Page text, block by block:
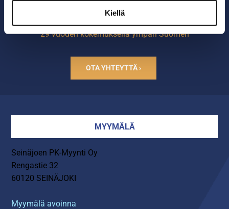
Kiellä
Ammattikeittiöiden asialla.
29 vuoden kokemuksella ympäri Suomen
OTA YHTEYTTÄ ›
MYYMÄLÄ
Seinäjoen PK-Myynti Oy
Rengastie 32
60120 SEINÄJOKI
Myymälä avoinna